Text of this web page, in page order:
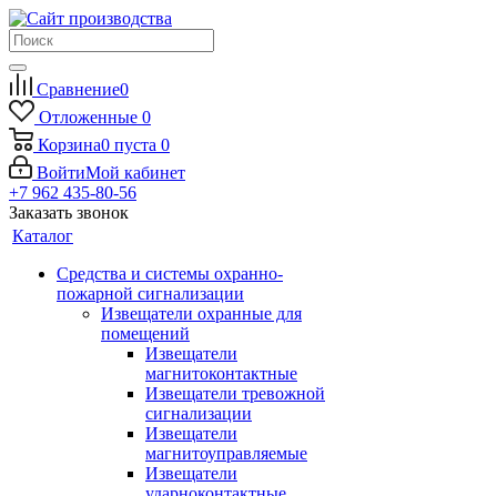
Сравнение0
Отложенные 0
Корзина0 пуста 0
ВойтиМой кабинет
+7 962 435-80-56
Заказать звонок
Каталог
Средства и системы охранно-
пожарной сигнализации
Извещатели охранные для
помещений
Извещатели
магнитоконтактные
Извещатели тревожной
сигнализации
Извещатели
магнитоуправляемые
Извещатели